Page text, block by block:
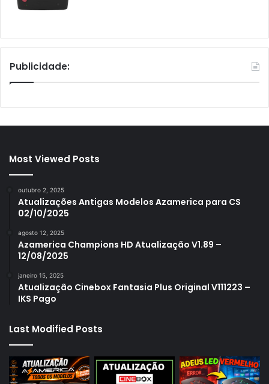
Publicidade:
Most Viewed Posts
outubro 2, 2025
Atualizações Antigas Modelos Azamerica para CS
02/10/2025
agosto 12, 2025
Azamerica Champions HD Atualização V1.89 –
12/08/2025
janeiro 15, 2025
Atualização Cinebox Fantasia Plus Original V111223 –
IKS Pago
Last Modified Posts